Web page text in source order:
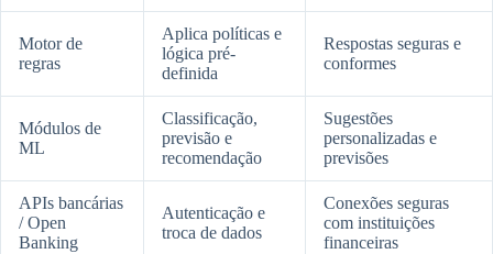
Motor de
regras
Aplica políticas e
lógica pré-
definida
Respostas seguras e
conformes
Módulos de
ML
Classificação,
previsão e
recomendação
Sugestões
personalizadas e
previsões
APIs bancárias
/ Open
Banking
Autenticação e
troca de dados
Conexões seguras
com instituições
financeiras